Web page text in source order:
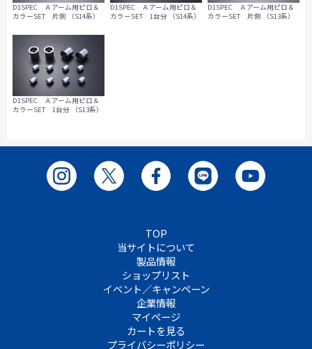
D1SPEC Ａアーム用ピロ＆
カラーSET 片側 （S14系）
D1SPEC Ａアーム用ピロ＆
カラーSET 1台分 （S14系）
D1SPEC Ａアーム用ピロ＆
カラーSET 片側 （S13系）
D1SPEC Ａアーム用ピロ＆
カラーSET 1台分 （S13系）
TOP
当サイトについて
製品情報
ショップリスト
イベント／キャンペーン
企業情報
マイページ
カートを見る
プライバシーポリシー